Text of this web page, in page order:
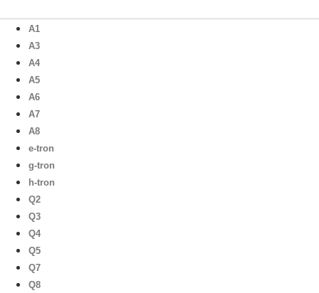
A1
A3
A4
A5
A6
A7
A8
e-tron
g-tron
h-tron
Q2
Q3
Q4
Q5
Q7
Q8